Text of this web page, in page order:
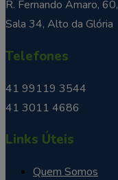
R. Fernando Amaro, 60,
Sala 34, Alto da Glória
Telefones
41 99119 3544
41 3011 4686
Links Úteis
Quem Somos